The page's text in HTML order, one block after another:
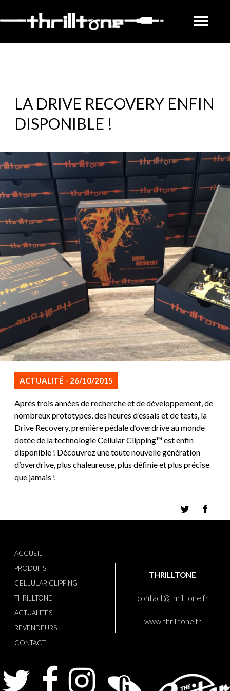
LA DRIVE RECOVERY ENFIN
DISPONIBLE !
ACTUALITÉ - 26/10/2015
Après trois années de recherche et de développement, de
nombreux prototypes, des heures d’essais et de tests, la
Drive Recovery, première pédale d’overdrive au monde
dotée de la technologie Cellular Clipping™ est enfin
disponible ! Découvrez une toute nouvelle génération
d’overdrive, plus chaleureuse, plus définie et plus précise
que jamais !
ACCUEIL
PRODUITS
CELLULAR CLIPPING
THRILLTONE
ACTUALITÉS
REVENDEURS
CONTACT
THRILLTONE
contact@thrilltone.fr
www.thrilltone.fr